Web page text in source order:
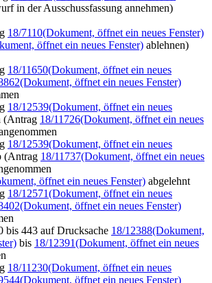
in der Ausschussfassung annehmen)
18/7110(Dokument, öffnet ein neues Fenster)
öffnet ein neues Fenster) ablehnen)
18/11650(Dokument, öffnet ein neues
(Dokument, öffnet ein neues Fenster)
18/12539(Dokument, öffnet ein neues
(Antrag 18/11726(Dokument, öffnet ein neues
18/12539(Dokument, öffnet ein neues
(Antrag 18/11737(Dokument, öffnet ein neues
öffnet ein neues Fenster) abgelehnt
18/12571(Dokument, öffnet ein neues
(Dokument, öffnet ein neues Fenster)
bis 443 auf Drucksache 18/12388(Dokument,
bis 18/12391(Dokument, öffnet ein neues
18/11230(Dokument, öffnet ein neues
(Dokument, öffnet ein neues Fenster)